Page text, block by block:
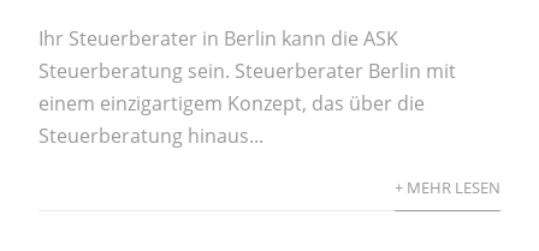
Ihr Steuerberater in Berlin kann die ASK
Steuerberatung sein. Steuerberater Berlin mit
einem einzigartigem Konzept, das über die
Steuerberatung hinaus...
+ MEHR LESEN